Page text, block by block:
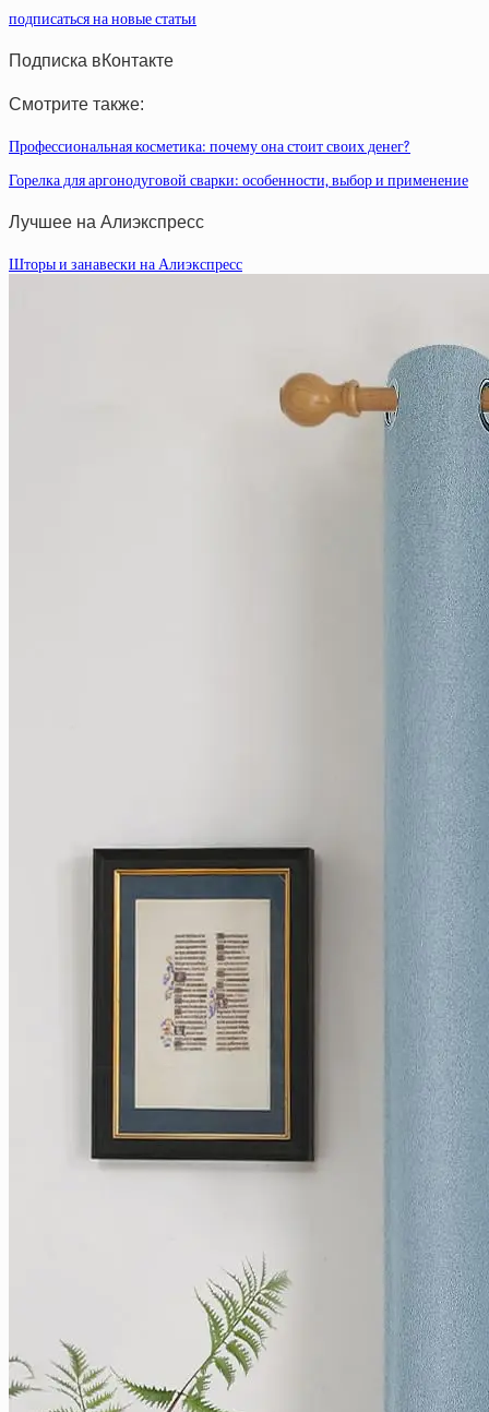
подписаться на новые статьи
Подписка вКонтакте
Смотрите также:
Профессиональная косметика: почему она стоит своих денег?
Горелка для аргонодуговой сварки: особенности, выбор и применение
Лучшее на Алиэкспресс
Шторы и занавески на Алиэкспресс